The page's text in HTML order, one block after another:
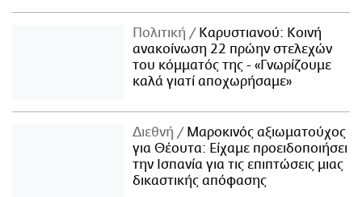
Πολιτική
Καρυστιανού: Κοινή
ανακοίνωση 22 πρώην στελεχών
του κόμματός της - «Γνωρίζουμε
καλά γιατί αποχωρήσαμε»
Διεθνή
Μαροκινός αξιωματούχος
για Θέουτα: Είχαμε προειδοποιήσει
την Ισπανία για τις επιπτώσεις μιας
δικαστικής απόφασης